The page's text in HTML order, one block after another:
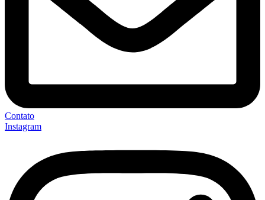
Contato
Instagram